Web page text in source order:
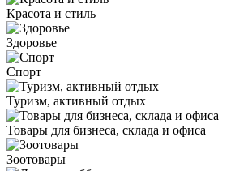
Красота и стиль
Здоровье
Спорт
Туризм, активный отдых
Товары для бизнеса, склада и офиса
Зоотовары